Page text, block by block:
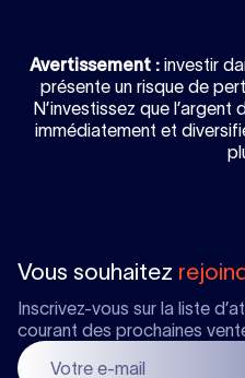
Avertissement : investir
présente un risque de
N’investissez que l’argent
immédiatement et
Vous souhaitez
Inscrivez-vous sur la liste
courant des prochaines